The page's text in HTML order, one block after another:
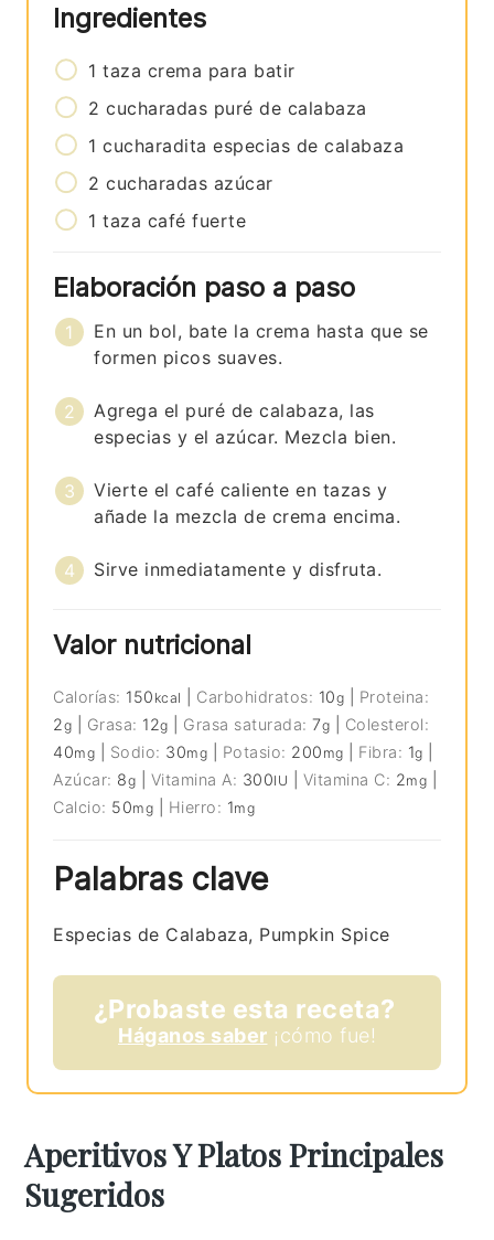
Ingredientes
1 taza crema para batir
2 cucharadas puré de calabaza
1 cucharadita especias de calabaza
2 cucharadas azúcar
1 taza café fuerte
Elaboración paso a paso
En un bol, bate la crema hasta que se
formen picos suaves.
Agrega el puré de calabaza, las
especias y el azúcar. Mezcla bien.
Vierte el café caliente en tazas y
añade la mezcla de crema encima.
Sirve inmediatamente y disfruta.
Valor nutricional
Calorías: 150 kcal Carbohidratos: 10g
Proteina:
2g Grasa: 12g Grasa saturada:7g
Colesterol:
40mg Sodio: 30mg Potasio: 200 mg Fibra: 1g
Azúcar: 8g Vitamina A: 300IU Vitamina C: 2mg
Calcio: 50mg Hierro: 1mg
Palabras clave
Especias de Calabaza, Pumpkin Spice
¿Probaste esta receta?
Háganos saber ¡cómo fue!
Aperitivos Y Platos Principales
Sugeridos